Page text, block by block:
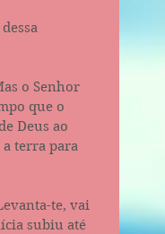
o Senhor
que o
Deus ao
a terra para
te, vai
subiu até